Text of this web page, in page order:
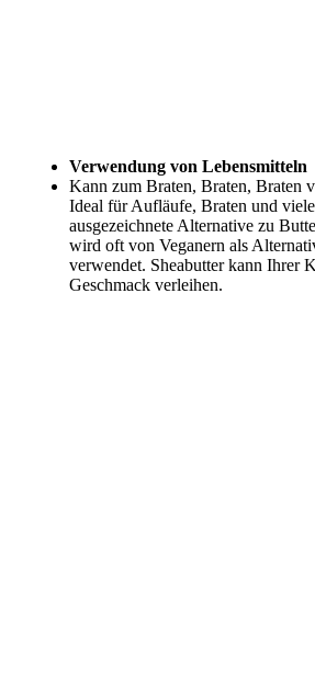
Verwendung von Lebensmitteln
Kann zum Braten, Braten, Braten
Ideal für Aufläufe, Braten und
ausgezeichnete Alternative zu
wird oft von Veganern als
verwendet. Sheabutter kann Ihrer
Geschmack verleihen.